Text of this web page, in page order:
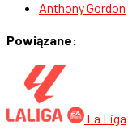
Anthony Gordon
Powiązane:
La Liga